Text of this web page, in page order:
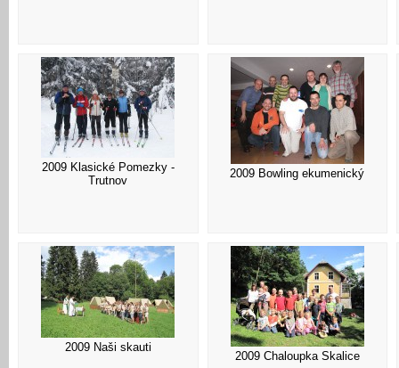
2009 Klasické Pomezky -
Trutnov
2009 Bowling ekumenický
2009 Naši skauti
2009 Chaloupka Skalice